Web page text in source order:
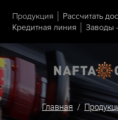
Продукция Рассчитать
Кредитная линия
Заводы
Главная /